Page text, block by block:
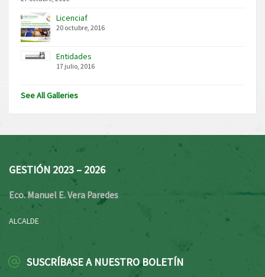
Licenciaf
20 octubre, 2016
Entidades
17 julio, 2016
See All Galleries
GESTIÓN 2023 – 2026
Eco. Manuel E. Vera Paredes
ALCALDE
SUSCRÍBASE A NUESTRO BOLETÍN